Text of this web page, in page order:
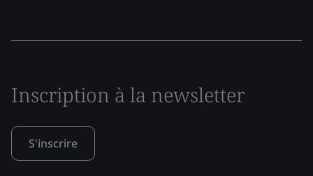
Inscription à la newsletter
S'inscrire